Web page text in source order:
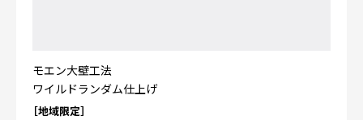
モエン大壁工法
ワイルドランダム仕上げ
［地域限定］